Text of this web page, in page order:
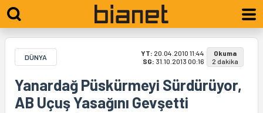
DÜNYA YT: 20.04.2010 11:44
SG: 31.10.2013 00:16
Okuma
2 dakika
Yanardağ Püskürmeyi Sürdürüyor,
AB Uçuş Yasağını Gevşetti